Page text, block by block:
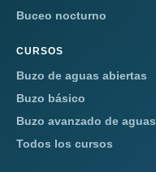
Buceo nocturno
CURSOS
Buzo de aguas abiertas
Buzo básico
Buzo avanzado de
Todos los cursos